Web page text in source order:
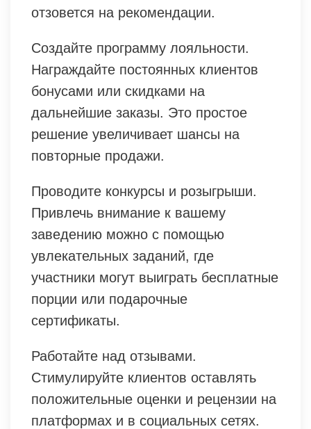
отзовется на рекомендации.
Создайте программу лояльности.
Награждайте постоянных клиентов
бонусами или скидками на
дальнейшие заказы. Это простое
решение увеличивает шансы на
повторные продажи.
Проводите конкурсы и розыгрыши.
Привлечь внимание к вашему
заведению можно с помощью
увлекательных заданий, где
участники могут выиграть бесплатные
порции или подарочные
сертификаты.
Работайте над отзывами.
Стимулируйте клиентов оставлять
положительные оценки и рецензии на
платформах и в социальных сетях.